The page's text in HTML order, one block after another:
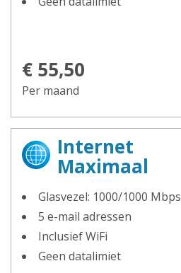
€ 55,50
Per maand
Internet
Maximaal
Glasvezel: 1000/1000 Mbps
5 e-mail adressen
Inclusief WiFi
Geen datalimiet